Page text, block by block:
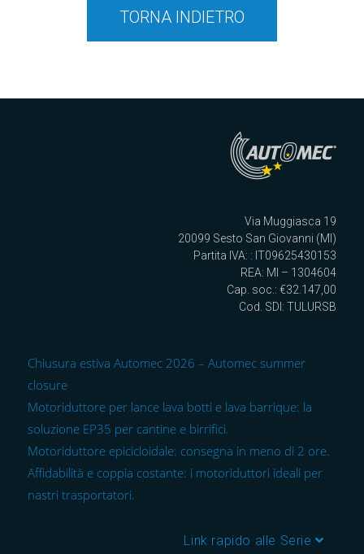
TORNA INDIETRO
Via Muggiasca 19
20099 Sesto San Giovanni (MI)
Partita IVA: : IT09625430153
REA: MI – 1304604
Cap. soc.: €32.147,00
Cod. SDI: TULURSB
Chiusura estiva Automec 2026 – Automec summer
closure
Motoriduttore per lance lava botti e lava barrique: la
soluzione EP35 per cantine e birrifici.
Motoriduttore epicicloidale: consegna in meno di 2 ore.
Affidabilità e coppia costante: i motoriduttori ideali per
nastri trasportatori.
Link rapido alle Serie